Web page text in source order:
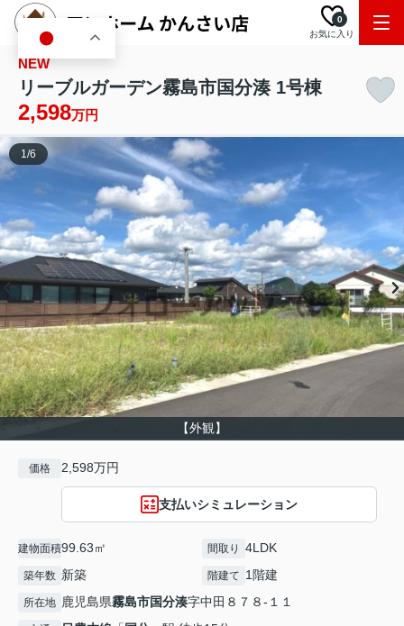
お気に入り
0
NEW
リーブルガーデン霧島市国分湊 1号棟
2,598万円
【外観】
1/6
価格 2,598万円
支払いシミュレーション
建物面積99.63㎡ 間取り 4LDK
築年数 新築 階建て 1階建
所在地 鹿児島県霧島市国分湊字中田８７８-１１